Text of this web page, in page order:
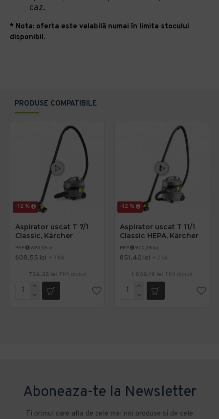
caz.
* Nota: oferta este valabilă numai în limita stocului
disponibil.
PRODUSE COMPATIBILE
-12 %
Aspirator uscat T 7/1
Classic, Kärcher
PRP 693,59 lei
608,55 lei + TVA
736,35 lei TVA inclus
-12 %
Aspirator uscat T 11/1
Classic HEPA, Kärcher
PRP 970,38 lei
851,40 lei + TVA
1.030,19 lei TVA inclus
Aboneaza-te la Newsletter
Fi primul care afla de cele mai noi produse si de cele